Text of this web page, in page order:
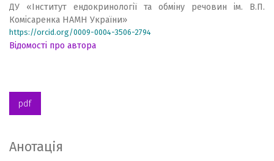
ДУ «Інститут ендокринології та обміну речовин ім. В.П.
Комісаренка НАМН України»
https://orcid.org/0009-0004-3506-2794
Відомості про автора
pdf
Анотація